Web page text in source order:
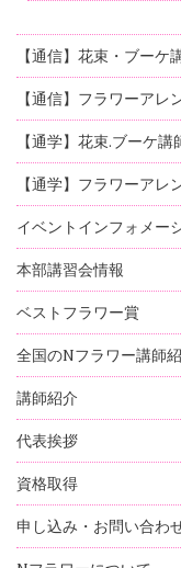
【通信】花束・ブーケ
【通信】フラワーア
【通学】花束.ブーケ
【通学】フラワーア
イベントインフォメー
本部講習会情報
ベストフラワー賞
全国のNフラワー講師
講師紹介
代表挨拶
資格取得
申し込み・お問い合わ